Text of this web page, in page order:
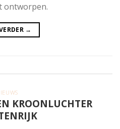
ontworpen.
→
KROONLUCHTER